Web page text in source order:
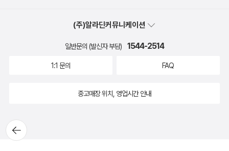
뒤로가
기
(주)알라딘커뮤니케이션
일반문의 (발신자 부담) 1544-2514
1:1 문의 FAQ
중고매장 위치, 영업시간 안내